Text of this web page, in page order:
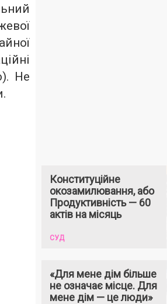
Не
Конституційне
окозамилювання, або
Продуктивність — 60
актів на місяць
СУД
«Для мене дім більше
не означає місце. Для
мене дім — це люди»